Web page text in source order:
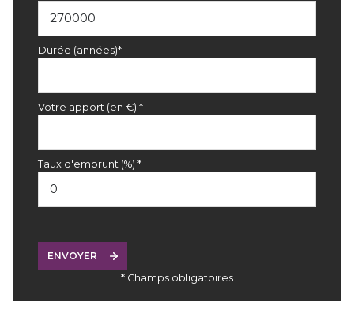
Durée (années)*
Votre apport (en €) *
Taux d'emprunt (%) *
ENVOYER
* Champs obligatoires